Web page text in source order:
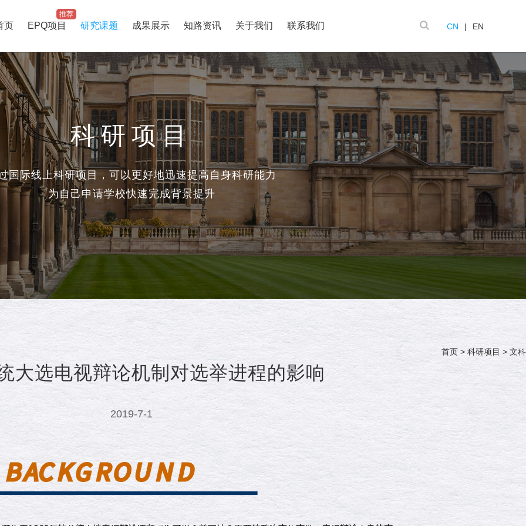
页 EPQ项目
推荐
研究课题 成果展示 知路资讯 关于我们 联系我们 CN | EN
科研项目
国际线上科研项目，可以更好地迅速提高自身科研能力
为自己申请学校快速完成背景提升
首页 > 科研项目 > 文科
大选电视辩论机制对选举进程的影响
2019-7-1